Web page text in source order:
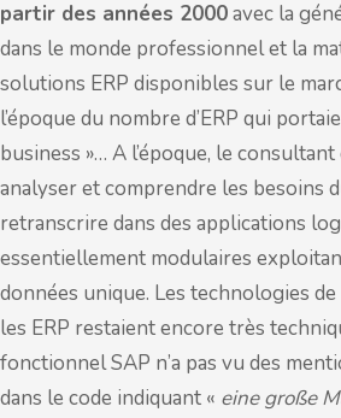
partir des années 2000avec la
dans le monde professionnel et la
solutions ERP disponibles sur le
l’époque du nombre d’ERP qui
business »… A l’époque, le
analyser et comprendre les besoins
retranscrire dans des applications
essentiellement modulaires
données unique. Les technologies de
les ERP restaient encore très
fonctionnel SAP n’a pas vu des
dans le code indiquant « eine große